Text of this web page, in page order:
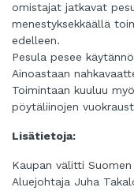
omistajat jatkavat
menestyksekkäällä
edelleen.
Pesula pesee
Ainoastaan
Toimintaan kuuluu
pöytäliinojen
Lisätietoja:
Kaupan välitti Suomen
Aluejohtaja Juha